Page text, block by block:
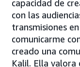
capacidad de
con las
transmisiones
comunicarme
creado una
Kalil. Ella valora